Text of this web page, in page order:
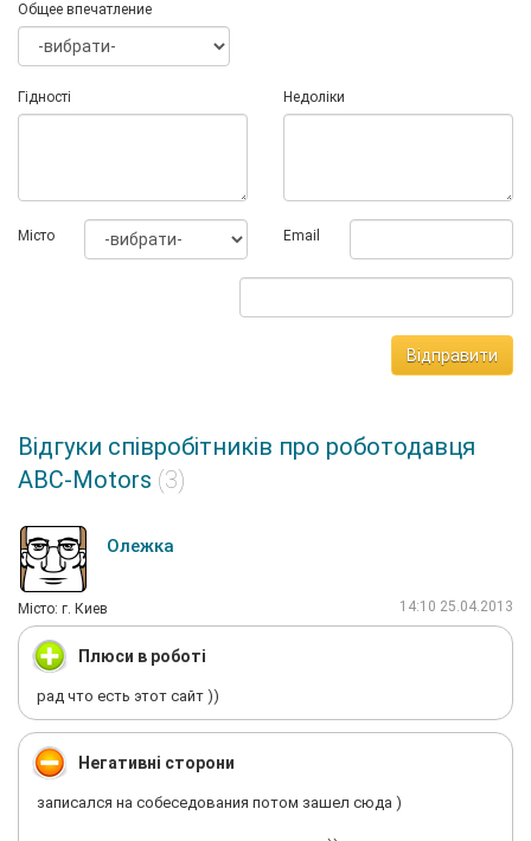
Общее впечатление
Гідності Недоліки
Мiсто Email
Відправити
Відгуки співробітників про роботодавця
ABC-Motors (3)
Олежка
Мiсто: г. Киев 14:10 25.04.2013
Плюси в роботі
рад что есть этот сайт ))
Негативні сторони
записался на собеседования потом зашел сюда )